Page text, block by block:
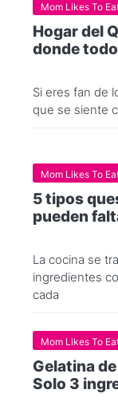
Mom Likes To
Hogar del
donde
Si eres fan de
que se siente
Mom Likes To
5 tipos
pueden
La cocina se
ingredientes
cada
Mom Likes To
Gelatina
Solo 3